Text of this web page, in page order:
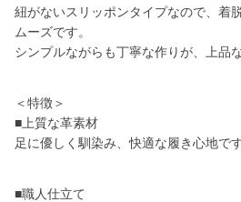
紐がないスリッポンタイプなので、着
ムーズです。
シンプルながらも丁寧な作りが、上品
＜特徴＞
■上質な革素材
足に優しく馴染み、快適な履き心地です
■職人仕立て